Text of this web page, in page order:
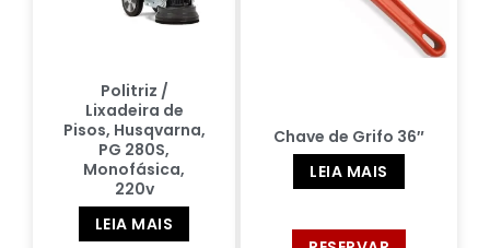
Politriz /
Lixadeira de
Pisos, Husqvarna,
PG 280S,
Monofásica,
220v
LEIA MAIS
Chave de Grifo 36″
LEIA MAIS